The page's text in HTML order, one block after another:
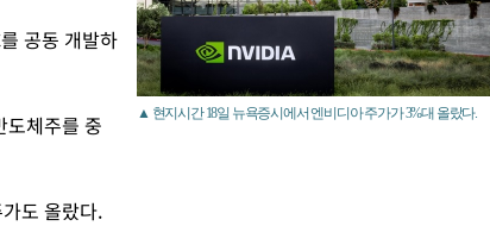
▲ 현지시간 18일 뉴욕증시에서 엔비디아 주가가 3%대 올랐다.
공동 개발하
도체주를 중
도 올랐다.